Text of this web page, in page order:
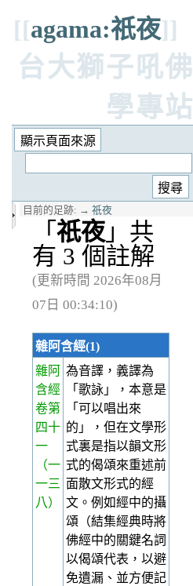
[[agama:祇夜]]
台大獅子吼佛
學專站
目前的足跡: → 祇夜
「 祇夜 」共
有 3 個註解
(更新時間 2026年08月
07日 00:34:10)
雜阿含經(1)
雜阿
含經
卷第
四十
一
（一
一三
八）
為音譯，義譯為
「歌詠」，本意是
「可以唱出來
的」，但在文學形
式裏是指以韻文形
式的偈頌來重述前
面散文形式的經
文。例如經中的攝
頌（結集經典時將
佛經中的關鍵名詞
以偈頌代表，以避
免遺漏、並方便記